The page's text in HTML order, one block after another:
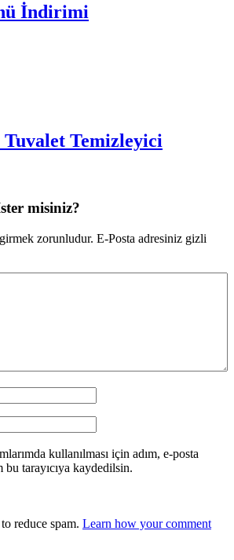
İndirimi
Temizleyici
misiniz?
zorunludur. E-Posta adresiniz gizli
kullanılması için adım, e-posta
bu tarayıcıya kaydedilsin.
reduce spam. Learn how your comment